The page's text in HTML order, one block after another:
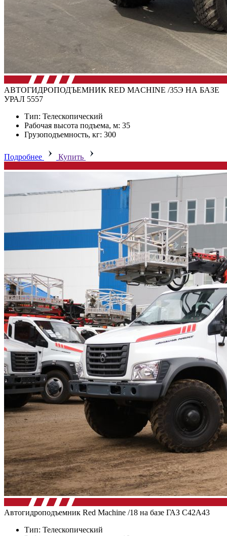
АВТОГИДРОПОДЪЕМНИК RED MACHINE /35Э НА БАЗЕ
УРАЛ 5557
Тип: Телескопический
Рабочая высота подъема, м: 35
Грузоподъемность, кг: 300
Подробнее Купить
Автогидроподъемник Red Machine /18 на базе ГАЗ C42A43
Тип: Телескопический